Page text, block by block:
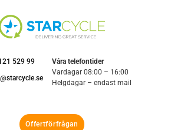
529 99
Våra telefontider
Vardagar 08:00 – 16:00
Helgdagar – endast mail
Offertförfrågan